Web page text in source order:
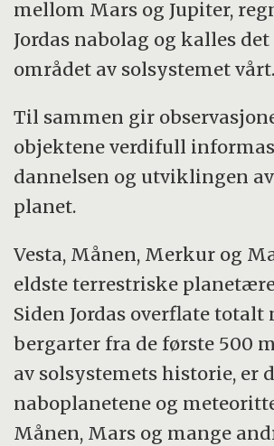
mellom Mars og Jupiter,
Jordas nabolag og kalles
området av solsystemet vårt.
Til sammen gir
objektene verdifull
dannelsen og utviklingen
planet.
Vesta, Månen, Merkur og
eldste terrestriske
Siden Jordas overflate totalt
bergarter fra de første 500
av solsystemets historie, er
naboplanetene og
Månen, Mars og mange